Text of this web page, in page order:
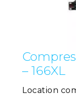
– 166XL
Location